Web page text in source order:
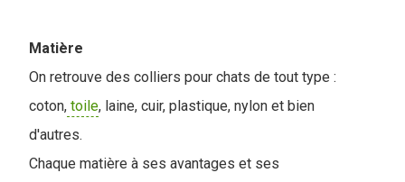
Matière
On retrouve des colliers pour chats de tout type :
coton, toile, laine, cuir, plastique, nylon et bien
d'autres.
Chaque matière à ses avantages et ses